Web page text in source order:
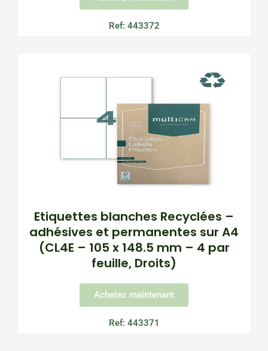
Ref: 443372
Etiquettes blanches Recyclées –
adhésives et permanentes sur A4
(CL4E – 105 x 148.5 mm – 4 par
feuille, Droits)
Achetez maintenant
Ref: 443371